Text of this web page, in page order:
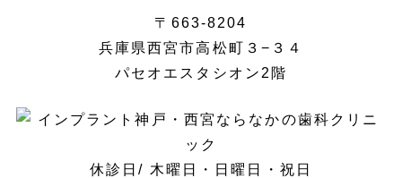
〒663-8204
兵庫県西宮市高松町３−３４
パセオエスタシオン2階
休診日/ 木曜日・日曜日・祝日